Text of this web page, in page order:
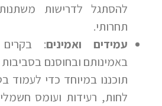
להסתגל לדרישות
תחרותי.
עמידים ואמינים: בקרים
באמינותם ובחוסנם
תוכננו במיוחד כדי לעמוד
לחות, רעידות ועומס